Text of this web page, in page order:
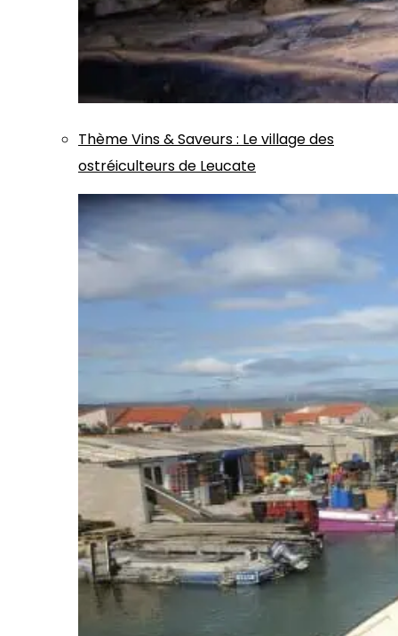
ThèmeVins & Saveurs: Le village des
ostréiculteurs de Leucate